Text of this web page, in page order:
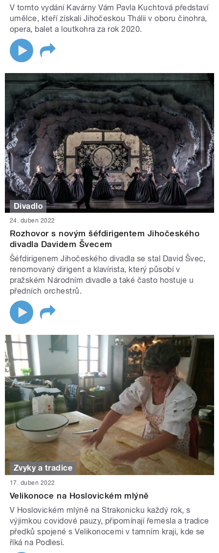
V tomto vydání Kavárny Vám Pavla Kuchtová představí
umělce, kteří získali Jihočeskou Thálii v oboru činohra,
opera, balet a loutkohra za rok 2020.
Divadlo
24. duben 2022
Rozhovor s novým šéfdirigentem Jihočeského
divadla Davidem Švecem
Šéfdirigenem Jihočeského divadla se stal David Švec,
renomovaný dirigent a klavírista, který působí v
pražském Národním divadle a také často hostuje u
předních orchestrů.
Zvyky a tradice
17. duben 2022
Velikonoce na Hoslovickém mlýně
V Hoslovickém mlýně na Strakonicku každý rok, s
výjimkou covidové pauzy, připomínají řemesla a tradice
předků spojené s Velikonocemi v tamním kraji, kde se
říká na Podlesí.